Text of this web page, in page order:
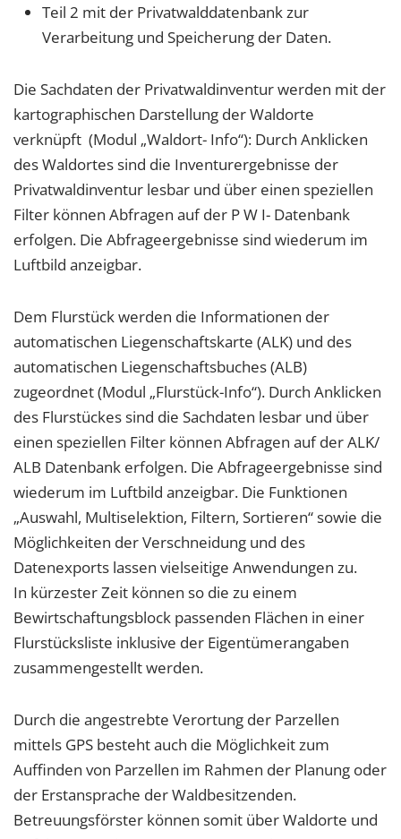
Teil 2 mit der Privatwalddatenbank zur
Verarbeitung und Speicherung der Daten.
Die Sachdaten der Privatwaldinventur werden mit der
kartographischen Darstellung der Waldorte
verknüpft (Modul „Waldort- Info“): Durch Anklicken
des Waldortes sind die Inventurergebnisse der
Privatwaldinventur lesbar und über einen speziellen
Filter können Abfragen auf der P W I- Datenbank
erfolgen. Die Abfrageergebnisse sind wiederum im
Luftbild anzeigbar.
Dem Flurstück werden die Informationen der
automatischen Liegenschaftskarte (ALK) und des
automatischen Liegenschaftsbuches (ALB)
zugeordnet (Modul „Flurstück-Info“). Durch Anklicken
des Flurstückes sind die Sachdaten lesbar und über
einen speziellen Filter können Abfragen auf der ALK/
ALB Datenbank erfolgen. Die Abfrageergebnisse sind
wiederum im Luftbild anzeigbar. Die Funktionen
„Auswahl, Multiselektion, Filtern, Sortieren“ sowie die
Möglichkeiten der Verschneidung und des
Datenexports lassen vielseitige Anwendungen zu.
In kürzester Zeit können so die zu einem
Bewirtschaftungsblock passenden Flächen in einer
Flurstücksliste inklusive der Eigentümerangaben
zusammengestellt werden.
Durch die angestrebte Verortung der Parzellen
mittels GPS besteht auch die Möglichkeit zum
Auffinden von Parzellen im Rahmen der Planung oder
der Erstansprache der Waldbesitzenden.
Betreuungsförster können somit über Waldorte und